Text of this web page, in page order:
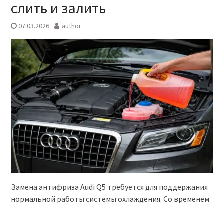
слить и залить
07.03.2026 author
Замена антифриза Audi Q5 требуется для поддержания
нормальной работы системы охлаждения. Со временем